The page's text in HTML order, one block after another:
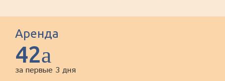
Аренда
42a
за первые 3 дня